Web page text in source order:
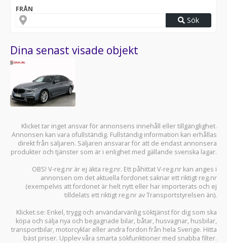
FRÅN
Sök
Dina senast visade objekt
Klicket tar inget ansvar för annonsens innehåll eller tillgänglighet.
Annonsen kan vara ofullständig. Fullständig information kan erhållas
direkt från säljaren. Säljaren ansvarar för att de endast annonsera
produkter och tjänster som är i enlighet med gällande svenska lagar.
OBS! V-reg.nr är ej äkta reg.nr. Ett påhittat V-reg.nr kan anges i
annonsen om det aktuella fordonet saknar ett riktigt reg.nr
(exempelvis att fordonet är helt nytt eller har importerats och ej
tilldelats ett riktigt reg.nr av Transportstyrelsen än).
Klicket.se: Enkel, trygg och användarvänlig söktjänst för dig som ska
köpa och sälja nya och begagnade bilar, båtar, husvagnar, husbilar,
transportbilar, motorcyklar eller andra fordon från hela Sverige. Hitta
bäst priser. Upplev våra smarta sökfunktioner med snabba filter.